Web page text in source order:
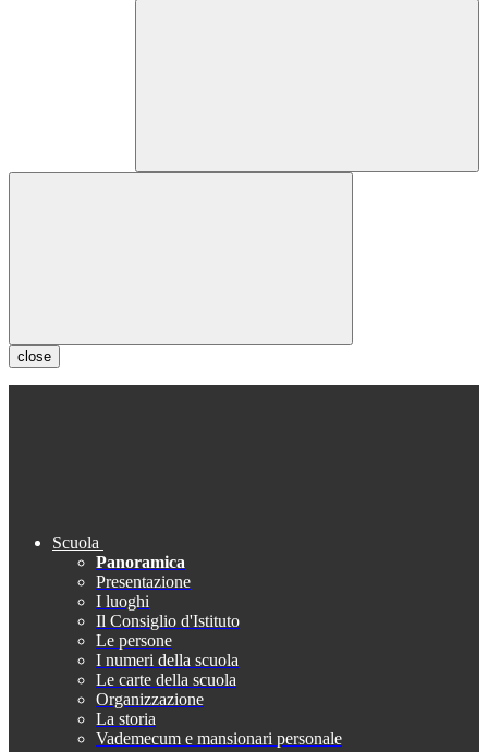
close
Scuola
Panoramica
Presentazione
I luoghi
Il Consiglio d'Istituto
Le persone
I numeri della scuola
Le carte della scuola
Organizzazione
La storia
Vademecum e mansionari personale